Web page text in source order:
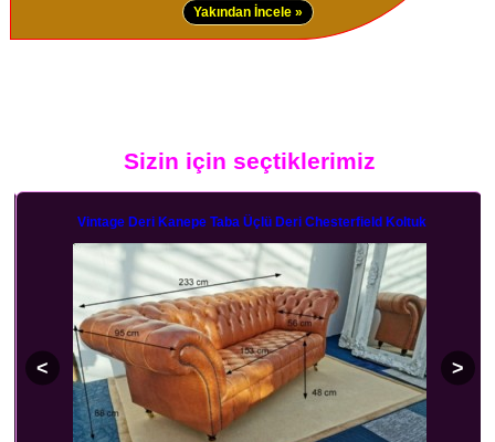
Yakından İncele »
Sizin için seçtiklerimiz
Vintage Deri Kanepe Taba Üçlü Deri Chesterfield Koltuk